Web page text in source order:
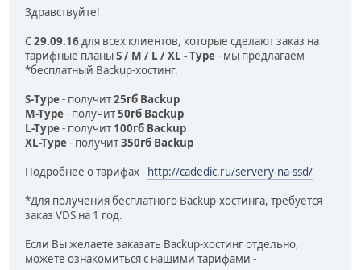
Здравствуйте!
С29.09.16для всех клиентов, которые сделают заказ на
тарифные планыS / M / L / XL - Type- мы предлагаем
*бесплатный Backup-хостинг.
S-Тype- получит25гб Backup
M-Type- получит50гб Backup
L-Type- получит 100гб Backup
XL-Type- получит350гб Backup
Подробнее о тарифах - http://cadedic.ru/servery-na-ssd/
*Для получения бесплатного Backup-хостинга, требуется
заказ VDS на 1 год.
Если Вы желаете заказать Backup-хостинг отдельно,
можете ознакомиться с нашими тарифами -